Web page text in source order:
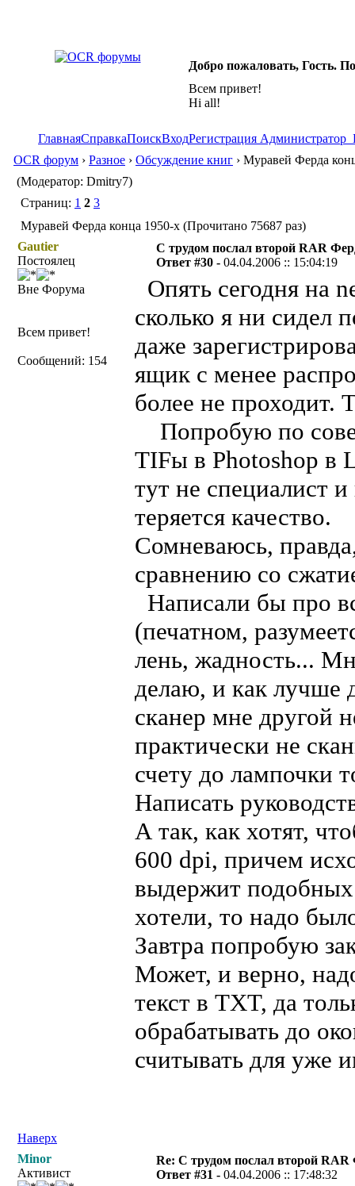
Добро пожаловать, Гость.
Всем привет!
Hi all!
ГлавнаяСправкаПоискВходРегистрация Администратор
OCR форум › Разное › Обсуждение книг › Муравей Ферда
(Модератор: Dmitry7)
Страниц: 1 2 3
Муравей Ферда конца 1950-х (Прочитано 75687 раз)
Gautier
Постоялец
Вне Форума
Всем привет!
Сообщений: 154
С трудом послал второй RAR
Ответ #30 -04.04.2006 :: 15:04:19
Опять сегодня на
сколько я ни сидел
даже
ящик с менее
более не проходит.
Попробую по
TIFы в Photoshop в
тут не специалист
теряется качество.
Сомневаюсь,
сравнению со
Написали бы про
(печатном,
лень, жадность...
делаю, и как лучше
сканер мне другой
практически не
счету до лампочки
Написать
А так, как хотят,
600 dpi, причем
выдержит
хотели, то надо
Завтра попробую
Может, и верно,
текст в TXT, да
обрабатывать до
считывать для уже
Наверх
Minor
Активист
Re: С трудом послал второй
Ответ #31 -04.04.2006 :: 17:48:32